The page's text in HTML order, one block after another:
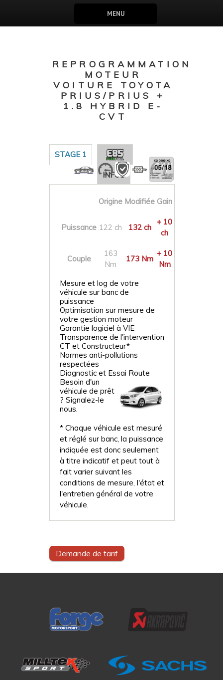
MENU
REPROGRAMMATION
MOTEUR
VOITURE TOYOTA
PRIUS/PRIUS +
1.8 HYBRID E-
CVT
STAGE 1
INFOS
Origine Modifiée Gain
Puissance 122 ch 132 ch
+ 10
ch
Couple
163
Nm
173 Nm
+ 10
Nm
Mesure et log de votre
véhicule sur banc de
puissance
Optimisation sur mesure de
votre gestion moteur
Garantie logiciel à VIE
Transparence de l'intervention
CT et Constructeur*
Normes anti-pollutions
respectées
Diagnostic et Essai Route
Besoin d'un
véhicule de prêt
? Signalez-le
nous.
* Chaque véhicule est mesuré
et réglé sur banc, la puissance
indiquée est donc seulement
à titre indicatif et peut tout à
fait varier suivant les
conditions de mesure, l'état et
l'entretien général de votre
véhicule.
Demande de tarif